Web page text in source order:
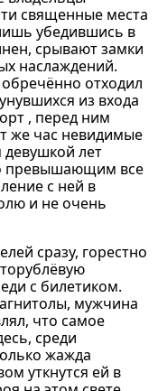
священные места
убедившись в
срывают замки
наслаждений.
отходил
из входа
, перед ним
же час невидимые
девушкой лет
превышающим все
с ней в
и не очень
сразу, горестно
с билетиком.
мужчина
что самое
среди
жажда
уткнутся ей в